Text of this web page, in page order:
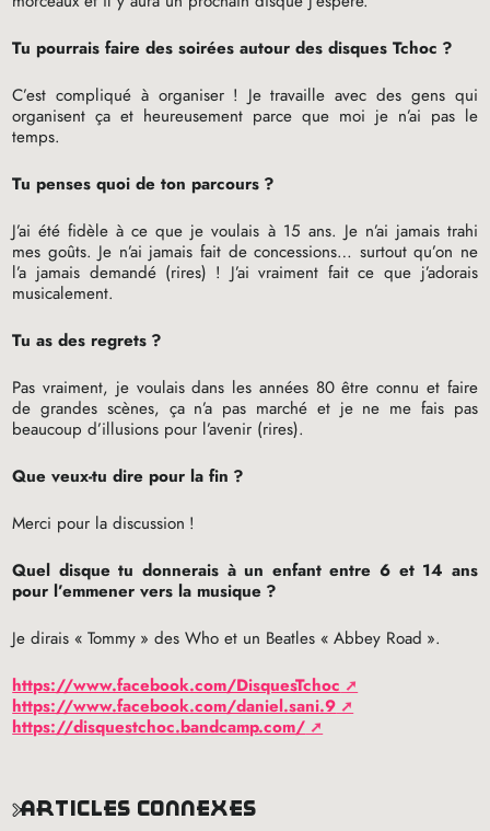
Tu pourrais faire des soirées autour des disques Tchoc ?
C’est compliqué à organiser ! Je travaille avec des gens qui
organisent ça et heureusement parce que moi je n’ai pas le
temps.
Tu penses quoi de ton parcours ?
J’ai été fidèle à ce que je voulais à 15 ans. Je n’ai jamais trahi
mes goûts. Je n’ai jamais fait de concessions… surtout qu’on ne
l’a jamais demandé (rires) ! J’ai vraiment fait ce que j’adorais
musicalement.
Tu as des regrets ?
Pas vraiment, je voulais dans les années 80 être connu et faire
de grandes scènes, ça n’a pas marché et je ne me fais pas
beaucoup d’illusions pour l’avenir (rires).
Que veux-tu dire pour la fin ?
Merci pour la discussion !
Quel disque tu donnerais à un enfant entre 6 et 14 ans
pour l’emmener vers la musique ?
Je dirais « Tommy » des Who et un Beatles « Abbey Road ».
https://www.facebook.com/DisquesTchoc
https://www.facebook.com/daniel.sani.9
https://disquestchoc.bandcamp.com/
articles connexes